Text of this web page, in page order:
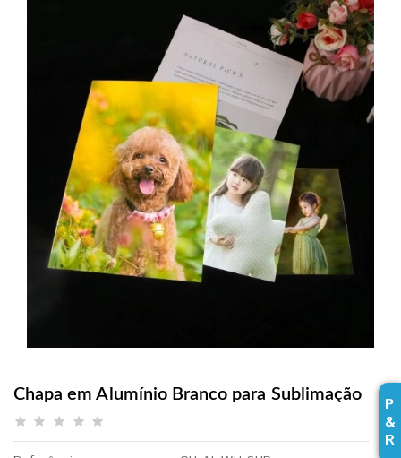
Chapa em Alumínio Branco para Sublimação
P
&
R